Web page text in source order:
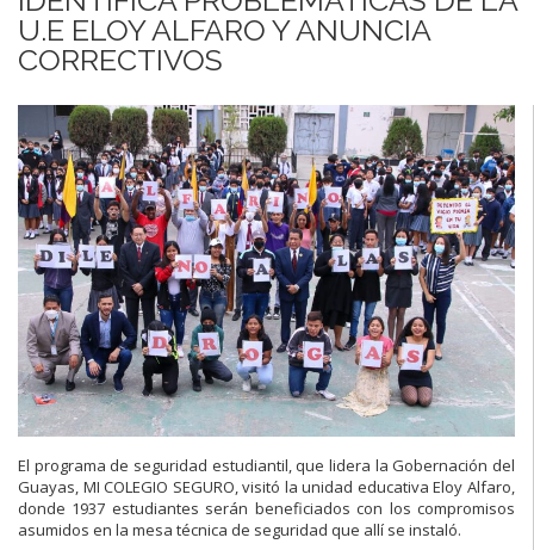
U.E ELOY ALFARO Y ANUNCIA
CORRECTIVOS
El programa de seguridad estudiantil, que lidera laGobernación del
Guayas, MI COLEGIO SEGURO, visitó launidad educativa Eloy Alfaro,
donde 1937 estudiantes serán beneficiados con los compromisos
asumidos en la mesa técnica de seguridad que allí se instaló.